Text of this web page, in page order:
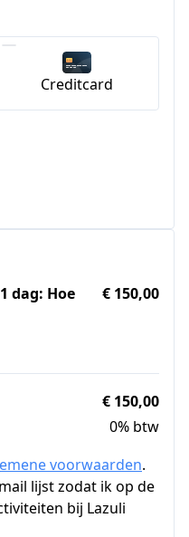
Creditcard
dag: Hoe
€ 150,00
€ 150,00
0% btw
voorwaarden.
lijst zodat ik op de
bij Lazuli